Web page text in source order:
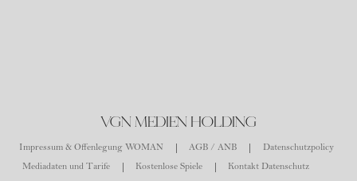
VGN MEDIEN HOLDING
Impressum & Offenlegung WOMAN AGB / ANB
Datenschutzpolicy
Mediadaten und Tarife
Kostenlose Spiele Kontakt Datenschutz